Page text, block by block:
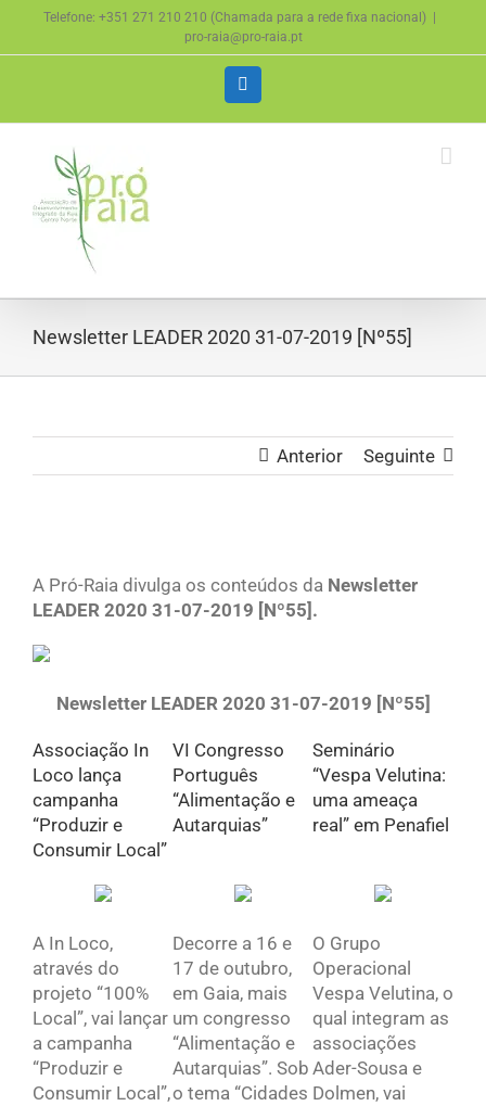
content
Telefone: +351 271 210 210 (Chamada para a rede fixa nacional)
pro-raia@pro-raia.pt
Facebook
Newsletter LEADER 2020 31-07-2019 [Nº55]
Anterior Seguinte
Larger
Image
A Pró-Raia divulga os conteúdos da Newsletter
LEADER 2020 31-07-2019 [Nº55].
Newsletter LEADER 2020 31-07-2019 [Nº55]
Associação In
Loco lança
campanha
“Produzir e
Consumir Local”
VI Congresso
Português
“Alimentação e
Autarquias”
Seminário
“Vespa Velutina:
uma ameaça
real” em Penafiel
A In Loco,
através do
projeto “100%
Local”, vai lançar
a campanha
“Produzir e
Consumir Local”,
Decorre a 16 e
17 de outubro,
em Gaia, mais
um congresso
“Alimentação e
Autarquias”. Sob
o tema “Cidades
O Grupo
Operacional
Vespa Velutina, o
qual integram as
associações
Ader-Sousa e
Dolmen, vai